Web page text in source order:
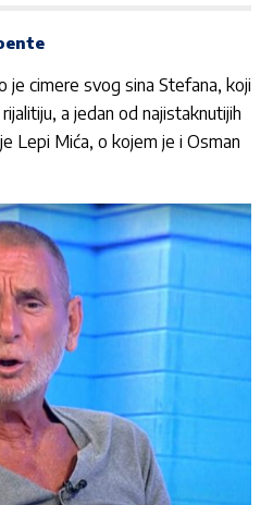
je cimere svog sina Stefana, koji
a jedan od najistaknutijih
Lepi Mića, o kojem je i Osman